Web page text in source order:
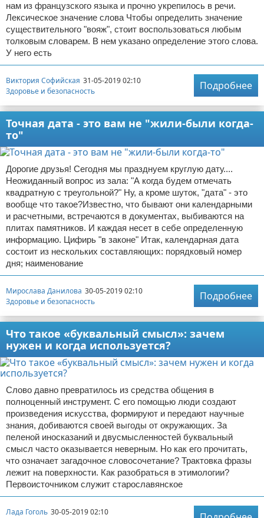
нам из французского языка и прочно укрепилось в речи.
Лексическое значение слова Чтобы определить значение
существительного "вояж", стоит воспользоваться любым
толковым словарем. В нем указано определение этого слова.
У него есть
Виктория Софийская 31-05-2019 02:10
Здоровье и безопасность
Подробнее
Точная дата - это вам не "жили-были когда-
то"
Дорогие друзья! Сегодня мы празднуем круглую дату....
Неожиданный вопрос из зала: "А когда будем отмечать
квадратную с треугольной?" Ну, а кроме шуток, "дата" - это
вообще что такое?Известно, что бывают они календарными
и расчетными, встречаются в документах, выбиваются на
плитах памятников. И каждая несет в себе определенную
информацию. Цифирь "в законе" Итак, календарная дата
состоит из нескольких составляющих: порядковый номер
дня; наименование
Мирослава Данилова 30-05-2019 02:10
Здоровье и безопасность
Подробнее
Что такое «буквальный смысл»: зачем
нужен и когда используется?
Слово давно превратилось из средства общения в
полноценный инструмент. С его помощью люди создают
произведения искусства, формируют и передают научные
знания, добиваются своей выгоды от окружающих. За
пеленой иносказаний и двусмысленностей буквальный
смысл часто оказывается неверным. Но как его прочитать,
что означает загадочное словосочетание? Трактовка фразы
лежит на поверхности. Как разобраться в этимологии?
Первоисточником служит старославянское
Лада Гоголь 30-05-2019 02:10